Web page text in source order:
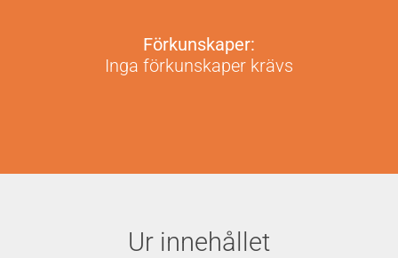
Förkunskaper:
Inga förkunskaper krävs
Ur innehållet